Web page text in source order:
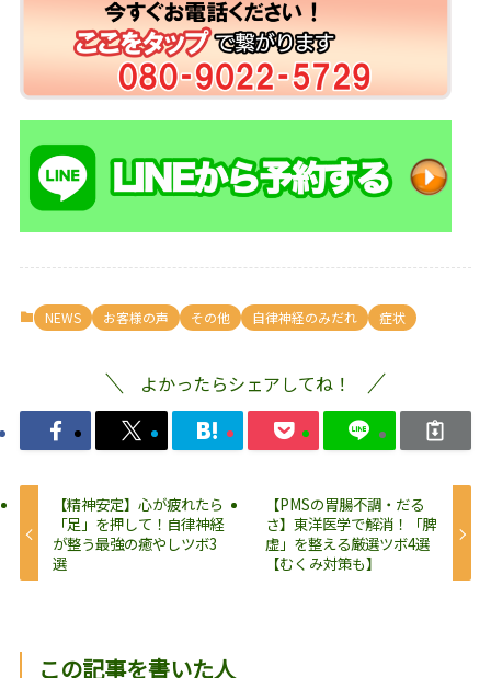
NEWS お客様の声 その他 自律神経のみだれ 症状
よかったらシェアしてね！
【精神安定】心が疲れたら
「足」を押して！自律神経
が整う最強の癒やしツボ3
選
【PMSの胃腸不調・だる
さ】東洋医学で解消！「脾
虚」を整える厳選ツボ4選
【むくみ対策も】
この記事を書いた人